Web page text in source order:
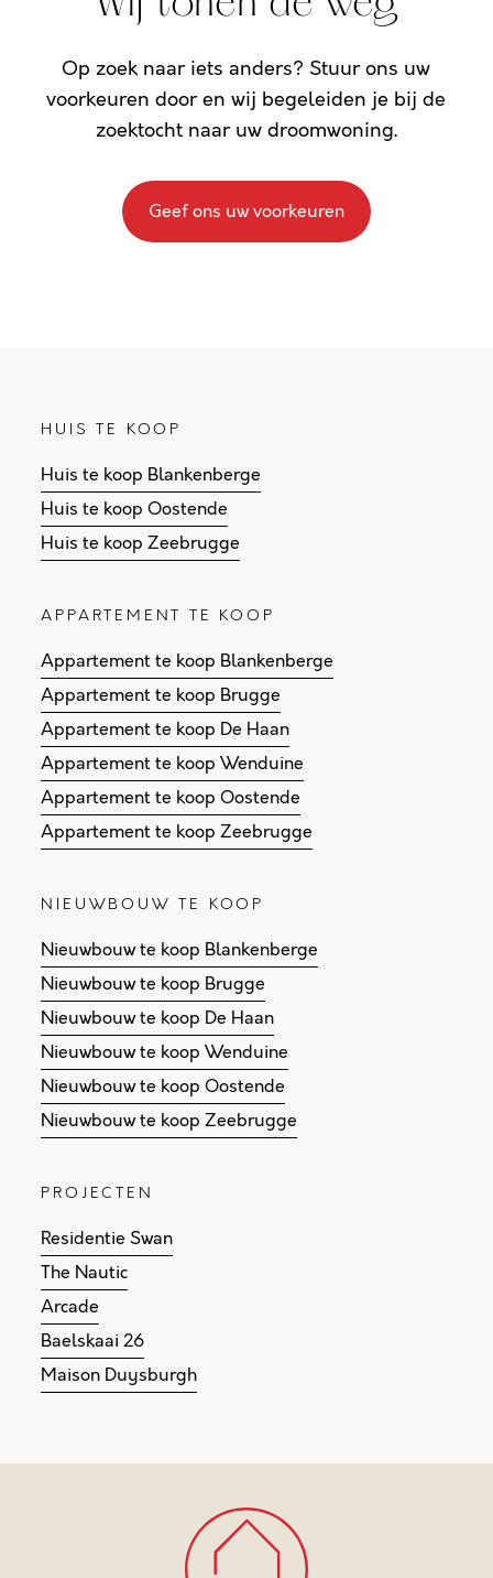
Op zoek naar iets anders? Stuur ons uw
voorkeuren door en wij begeleiden je bij de
zoektocht naar uw droomwoning.
Geef ons uw voorkeuren
HUIS TE KOOP
Huis te koop Blankenberge
Huis te koop Oostende
Huis te koop Zeebrugge
APPARTEMENT TE KOOP
Appartement te koop Blankenberge
Appartement te koop Brugge
Appartement te koop De Haan
Appartement te koop Wenduine
Appartement te koop Oostende
Appartement te koop Zeebrugge
NIEUWBOUW TE KOOP
Nieuwbouw te koop Blankenberge
Nieuwbouw te koop Brugge
Nieuwbouw te koop De Haan
Nieuwbouw te koop Wenduine
Nieuwbouw te koop Oostende
Nieuwbouw te koop Zeebrugge
PROJECTEN
Residentie Swan
The Nautic
Arcade
Baelskaai 26
Maison Duysburgh